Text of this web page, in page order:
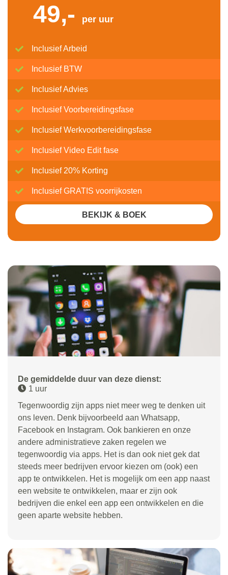
De gemiddelde duur van deze dienst:
1 uur
Tegenwoordig zijn apps niet meer weg te denken uit
ons leven. Denk bijvoorbeeld aan Whatsapp,
Facebook en Instagram. Ook bankieren en onze
andere administratieve zaken regelen we
tegenwoordig via apps. Het is dan ook niet gek dat
steeds meer bedrijven ervoor kiezen om (ook) een
app te ontwikkelen. Het is mogelijk om een app naast
een website te ontwikkelen, maar er zijn ook
bedrijven die enkel een app een ontwikkelen en die
geen aparte website hebben.
49,- per uur
Inclusief Arbeid
Inclusief BTW
Inclusief Advies
Inclusief Voorbereidingsfase
Inclusief Werkvoorbereidingsfase
Inclusief Video Edit fase
Inclusief 20% Korting
Inclusief GRATIS voorrijkosten
BEKIJK & BOEK